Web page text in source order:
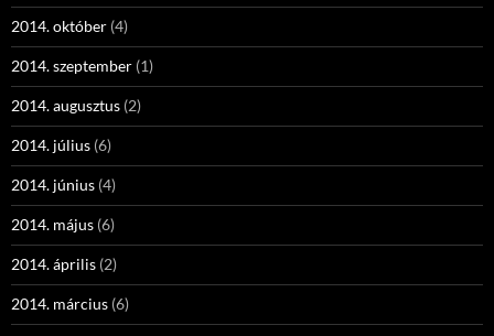
2014. október (4)
2014. szeptember (1)
2014. augusztus (2)
2014. július (6)
2014. június (4)
2014. május (6)
2014. április (2)
2014. március (6)